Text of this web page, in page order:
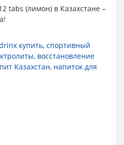
tabs (лимон) в Казахстане –
купить, спортивный
, восстановление
Казахстан, напиток для